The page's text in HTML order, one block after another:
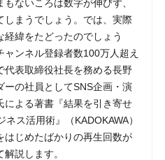
ないころは数字が伸びず、
しまうでしょう。では、実際
緯をたどったのでしょう
ンネル登録者数100万人超え
代表取締役社長を務める長野
ーの社員としてSNS企画・演
による著書『結果を引き寄せ
ス活用術』（KADOKAWA）
はじめたばかりの再生回数が
説します。